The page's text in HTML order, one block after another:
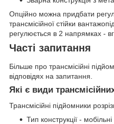
Опційно можна придбати
трансмісійної стійки
регулюється в 2 напрямках -
Часті запитання
Більше про трансмісійні
відповідях на запитання.
Які є види
Трансмісійні підйомники
Тип конструкції -